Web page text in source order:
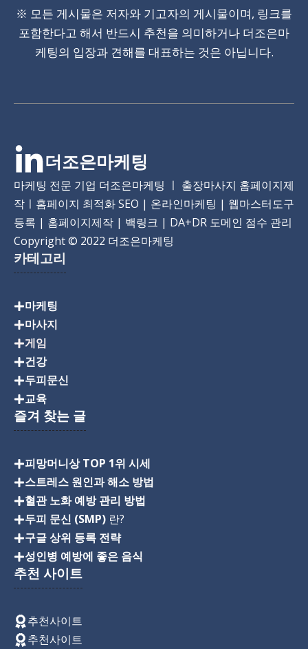
※ 모든 게시물은 저자와 기고자의 게시물이며, 링크를
포함한다고 해서 반드시 추천을 의미하거나 더조은마
케팅의 입장과 견해를 대표하는 것은 아닙니다.
더조은마케팅
마케팅 전문 기업 더조은마케팅 ㅣ 출장마사지 홈페이지제
작ㅣ홈페이지 최적화 SEO | 온라인마케팅 | 웹마스터도구
등록 | 홈페이지제작 | 백링크 | DA+DR 도메인 점수 관리
Copyright© 2022 더조은마케팅
카테고리
마케팅
마사지
게임
건강
두피문신
교육
즐겨 찾는 글
피망머니상 TOP 1위 시세
스트레스 원인과 해소 방법
혈관 노화 예방 관리 방법
두피 문신 (SMP) 란?
구글 상위 등록 전략
성인병 예방에 좋은 음식
추천 사이트
추천사이트
추천사이트